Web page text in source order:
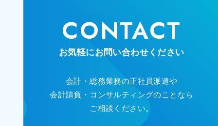
CONTACT
お気軽にお問い合わせください
会計・総務業務の正社員派遣や
会計請負・コンサルティングのことなら
ご相談ください。